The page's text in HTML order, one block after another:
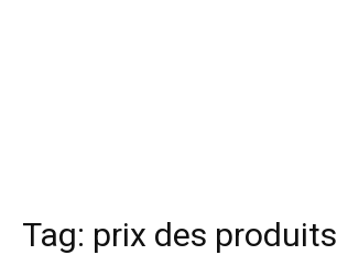
Tag: prix des produits